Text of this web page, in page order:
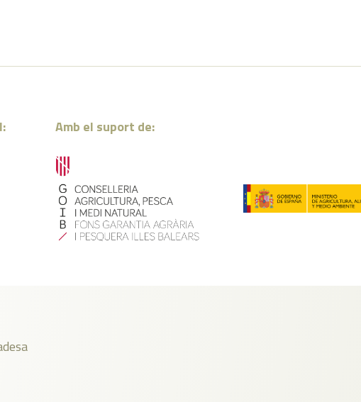
Amb el suport de: